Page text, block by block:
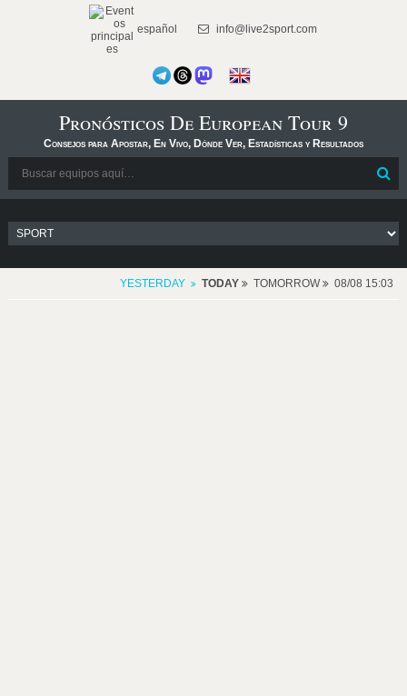
español info@live2sport.com
Pronósticos De European Tour 9
Consejos para Apostar, En Vivo, Dónde Ver, Estadísticas y Resultados
YESTERDAY TODAY TOMORROW 08/08 15:03